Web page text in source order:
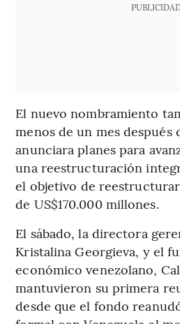
El nuevo nombramiento
menos de un mes después
anunciara planes para
una reestructuración
el objetivo de
de US$170.000 millones.
El sábado, la directora
Kristalina Georgieva, y el
económico venezolano,
mantuvieron su primera
desde que el fondo